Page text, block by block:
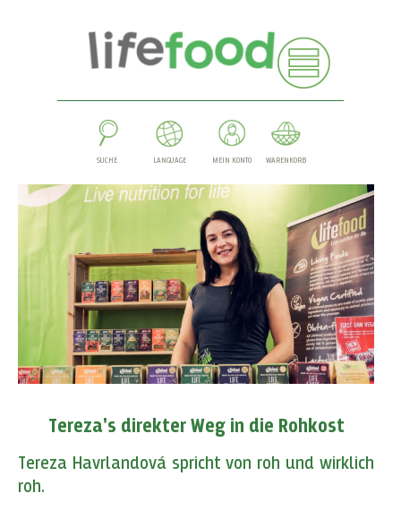
SUCHE LANGUAGE MEIN KONTO WARENKORB
Tereza's direkter Weg in die Rohkost
Tereza Havrlandová spricht von roh und wirklich
roh.